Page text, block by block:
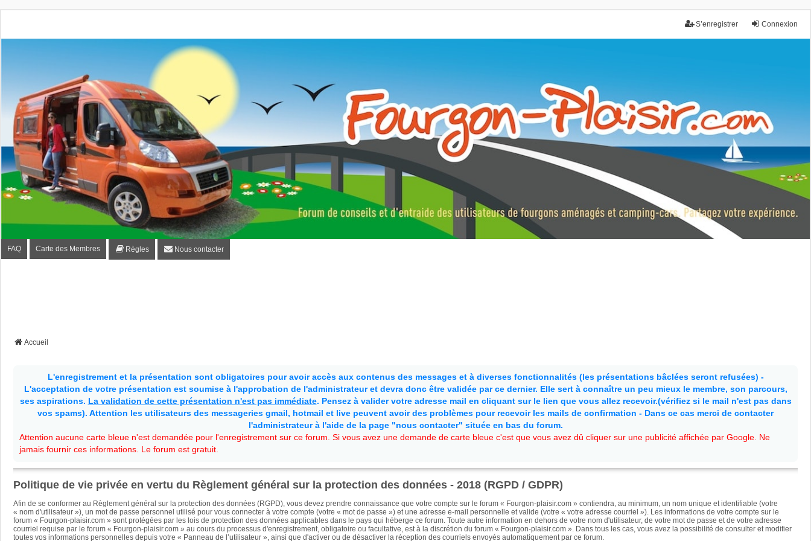
Connexion
S’enregistrer
Fourgon-plaisir.com
Forum de conseils et d'entraide des utilisateurs de fourgons, fourgons aménagés, vans et de camping-car. Partagez votre expérience.
FAQ Carte des Membres Règles Nous contacter
Accueil
L'enregistrement et la présentation sont obligatoires pour avoir accès aux contenus des messages et à diverses fonctionnalités (les présentations bâclées seront refusées) -
L'acceptation de votre présentation est soumise à l'approbation de l'administrateur et devra donc être validée par ce dernier. Elle sert à connaître un peu mieux le membre, son parcours,
ses aspirations. La validation de cette présentation n'est pas immédiate. Pensez à valider votre adresse mail en cliquant sur le lien que vous allez recevoir.(vérifiez si le mail n'est pas dans
vos spams). Attention les utilisateurs des messageries gmail, hotmail et live peuvent avoir des problèmes pour recevoir les mails de confirmation - Dans ce cas merci de contacter
l'administrateur à l'aide de la page "nous contacter" située en bas du forum.
Attention aucune carte bleue n'est demandée pour l'enregistrement sur ce forum. Si vous avez une demande de carte bleue c'est que vous avez dû cliquer sur une publicité affichée par Google. Ne
jamais fournir ces informations. Le forum est gratuit.
Politique de vie privée en vertu du Règlement général sur la protection des données - 2018 (RGPD / GDPR)
Afin de se conformer au Règlement général sur la protection des données (RGPD), vous devez prendre connaissance que votre compte sur le forum « Fourgon-plaisir.com » contiendra, au minimum, un nom unique et identifiable (votre
« nom d'utilisateur »), un mot de passe personnel utilisé pour vous connecter à votre compte (votre « mot de passe ») et une adresse e-mail personnelle et valide (votre « votre adresse courriel »). Les informations de votre compte sur le
forum « Fourgon-plaisir.com » sont protégées par les lois de protection des données applicables dans le pays qui héberge ce forum. Toute autre information en dehors de votre nom d'utilisateur, de votre mot de passe et de votre adresse
courriel requise par le forum « Fourgon-plaisir.com » au cours du processus d'enregistrement, obligatoire ou facultative, est à la discrétion du forum « Fourgon-plaisir.com ». Dans tous les cas, vous avez la possibilité de consulter et modifier
toutes vos informations personnelles depuis votre « Panneau de l’utilisateur », ainsi que d'activer ou de désactiver la réception des courriels envoyés automatiquement par ce forum.